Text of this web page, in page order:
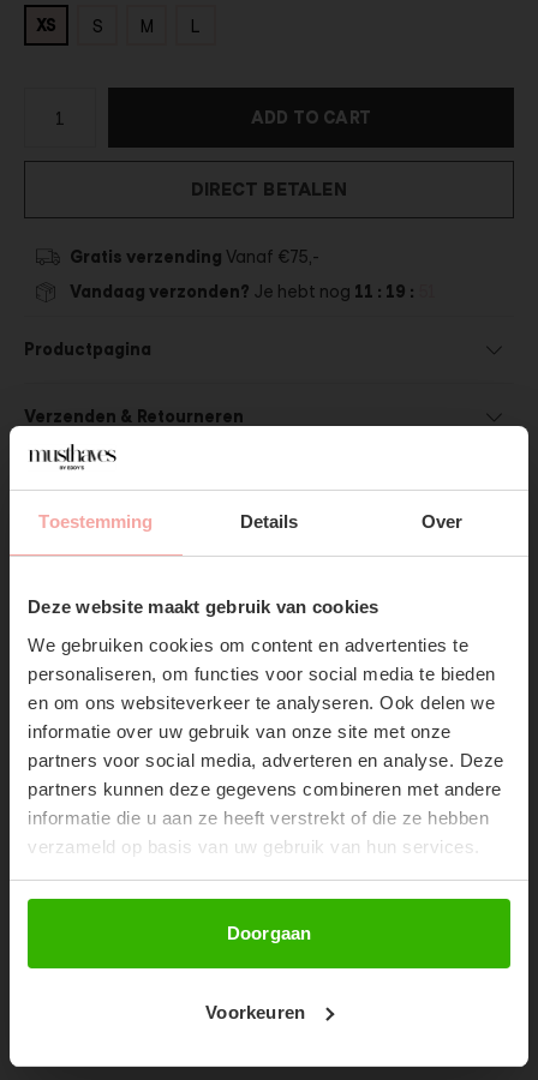
Toestemming Details Over
Deze website maakt gebruik van cookies
We gebruiken cookies om content en advertenties te
personaliseren, om functies voor social media te bieden
en om ons websiteverkeer te analyseren. Ook delen we
informatie over uw gebruik van onze site met onze
partners voor social media, adverteren en analyse. Deze
partners kunnen deze gegevens combineren met andere
informatie die u aan ze heeft verstrekt of die ze hebben
verzameld op basis van uw gebruik van hun services.
Doorgaan
Voorkeuren
SUBSCRIBE NOW & GET
10% OFF YOUR FIRST
ORDER!
Don't miss out on our trendy new drops or exclusive
XS S M L
ADD TO CART
DIRECT BETALEN
Gratis verzending Vanaf €75,-
Vandaag verzonden? Je hebt nog 11 : 19 :
Productpagina
Verzenden & Retourneren
ROSIE PANTS - OLIVE